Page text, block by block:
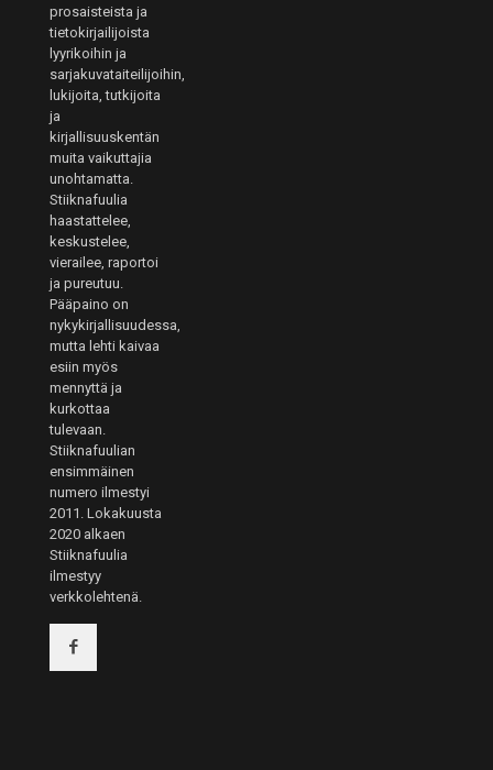
prosaisteista ja
tietokirjailijoista
lyyrikoihin ja
sarjakuvataiteilijoihin,
lukijoita, tutkijoita
ja
kirjallisuuskentän
muita vaikuttajia
unohtamatta.
Stiiknafuulia
haastattelee,
keskustelee,
vierailee, raportoi
ja pureutuu.
Pääpaino on
nykykirjallisuudessa,
mutta lehti kaivaa
esiin myös
mennyttä ja
kurkottaa
tulevaan.
Stiiknafuulian
ensimmäinen
numero ilmestyi
2011. Lokakuusta
2020 alkaen
Stiiknafuulia
ilmestyy
verkkolehtenä.